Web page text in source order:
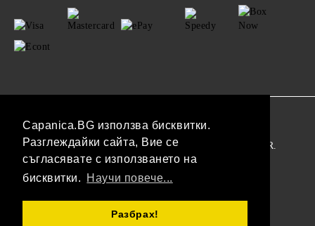
Capanica.BG използва бисквитки.
Разглеждайки сайта, Вие се
съгласявате с използването на
бисквитки.
Научи повече...
Разбрах!
Нашият онлайн магазин е 100% съобразен с GDPR.
Моите лични данни